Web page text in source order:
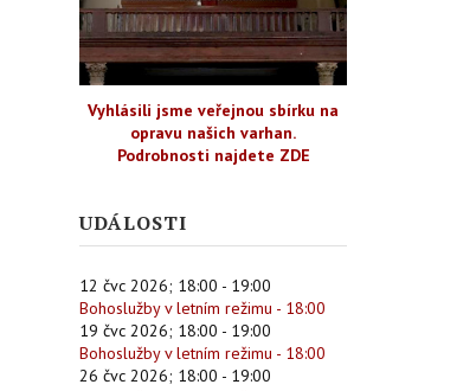
Vyhlásili jsme veřejnou sbírku na
opravu našich varhan.
Podrobnosti najdete ZDE
UDÁLOSTI
12 čvc 2026; 18:00 - 19:00
Bohoslužby v letním režimu - 18:00
19 čvc 2026; 18:00 - 19:00
Bohoslužby v letním režimu - 18:00
26 čvc 2026; 18:00 - 19:00